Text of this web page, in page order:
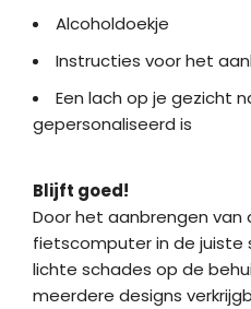
Alcoholdoekje
Instructies voor het
Een lach op je gezicht
gepersonaliseerd is
Blijft goed!
Door het aanbrengen van
fietscomputer in de juiste
lichte schades op de
meerdere designs